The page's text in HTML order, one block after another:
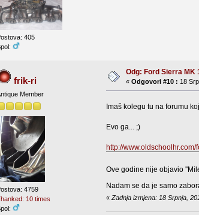
405
frik-ri
Member
4759
10 times
Odg: Ford Sierra MK
« Odgovori #10 : 18
Imaš kolegu tu na forumu
Evo ga... ;)
http://
Ove godine nije objavio
Nadam se da je samo
«Zadnja izmjena: 18 Srpnja,